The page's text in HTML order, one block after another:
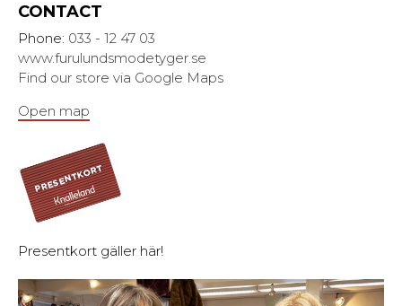
CONTACT
Phone: 033 - 12 47 03
www.furulundsmodetyger.se
Find our store via Google Maps
Open map
Presentkort gäller här!